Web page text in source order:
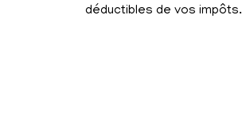
déductibles de vos impôts.